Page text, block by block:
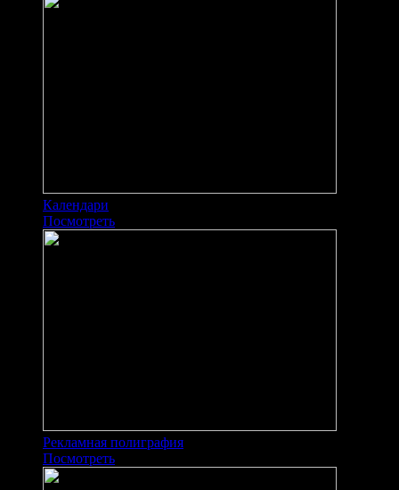
Календари
Посмотреть
Рекламная полиграфия
Посмотреть